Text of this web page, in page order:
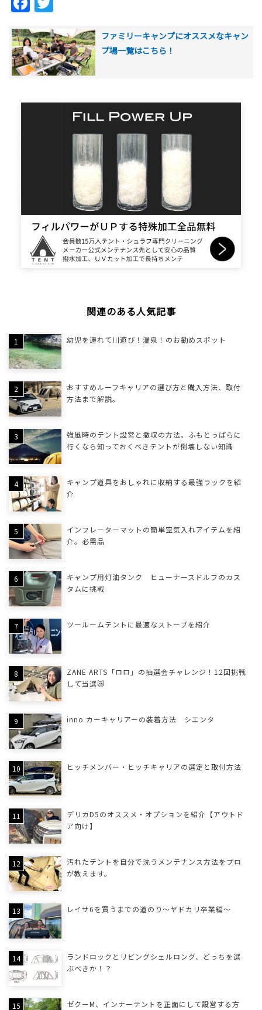
Facebook
ファミリーキャンプにオススメなキャン
プ場一覧はこちら！
関連のある人気記事
幼児を連れて川遊び！温泉！のお勧めスポット
おすすめルーフキャリアの選び方と購入方法、取付
方法まで解説。
強風時のテント設営と撤収の方法。ふもとっぱらに
行くなら知っておくべきテントが倒壊しない知識
キャンプ道具をおしゃれに収納する最強ラックを紹
介
インフレーターマットの簡単空気入れアイテムを紹
介。必需品
キャンプ用灯油タンク ヒューナースドルフのカス
タムに挑戦
ツールームテントに最適なストーブを紹介
ZANE ARTS「ロロ」の抽選会チャレンジ！12回挑戦
して当選😿
inno カーキャリアーの装着方法 シエンタ
ヒッチメンバー・ヒッチキャリアの選定と取付方法
デリカD5のオススメ・オプションを紹介【アウトド
ア向け】
汚れたテントを自分で洗うメンテナンス方法をプロ
が教えます。
レイサ6を買うまでの道のり〜ヤドカリ卒業編〜
ランドロックとリビングシェルロング、どっちを選
ぶべきか！？
ゼクーM、インナーテントを正面にして設営する方